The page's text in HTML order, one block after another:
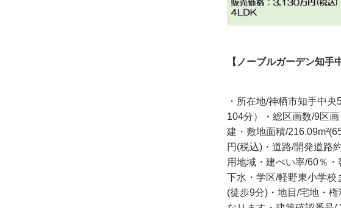
【ノーブルガーデン知手
・所在地/神栖市知手中
104分）・総区画数/9区
建・敷地面積/
円(税込)・道路/開発道路
用地域・建ぺい率/60％
下水・学区/軽野東小学校
(徒歩9分)・地目/宅地・